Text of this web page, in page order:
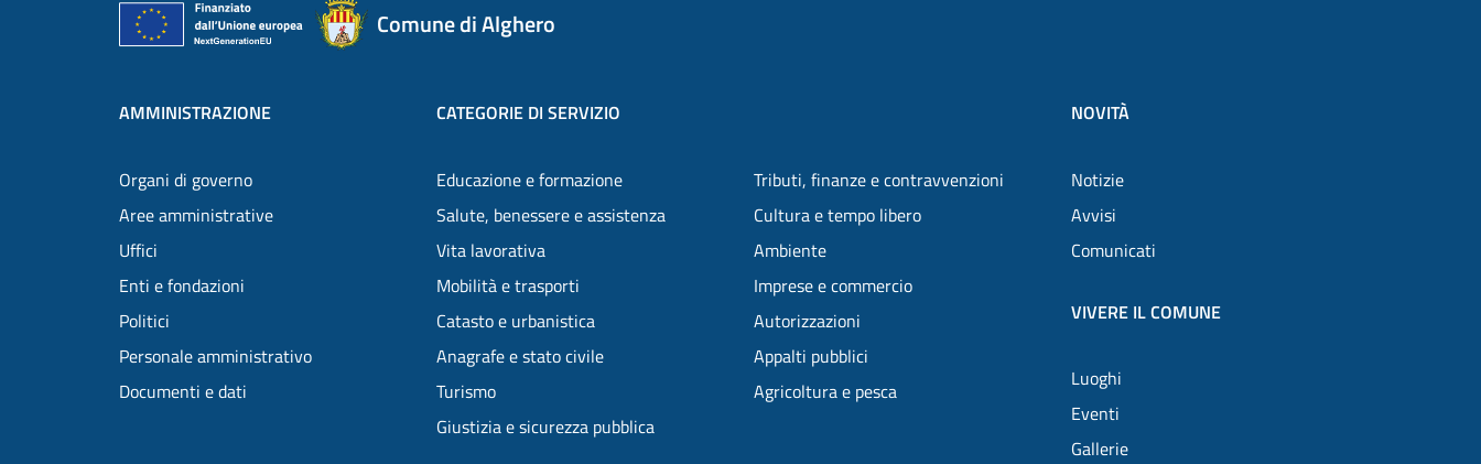
Comune di Alghero
AMMINISTRAZIONE
Organi di governo
Aree amministrative
Uffici
Enti e fondazioni
Politici
Personale amministrativo
Documenti e dati
CATEGORIE DI SERVIZIO
Educazione e formazione
Salute, benessere e assistenza
Vita lavorativa
Mobilità e trasporti
Catasto e urbanistica
Anagrafe e stato civile
Turismo
Giustizia e sicurezza pubblica
Tributi, finanze e contravvenzioni
Cultura e tempo libero
Ambiente
Imprese e commercio
Autorizzazioni
Appalti pubblici
Agricoltura e pesca
NOVITÀ
Notizie
Avvisi
Comunicati
VIVERE IL COMUNE
Luoghi
Eventi
Gallerie